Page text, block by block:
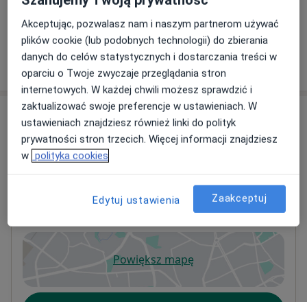
najważniejsze jest dla mnie zadbanie o zdrową relację
z jedzeniem. Najbardziej skuteczna dieta to ta, którą
będziesz w stanie utrzymać.
+ 12 usług
W jaki sposób ustalane są ceny?
Adresy (2)
Adres Online
Maritimus Clinic Lekarze i Dentyści
Gdynia
Powiększ mapęotwiera się w nowej karcie
Akceptując, pozwalasz nam i naszym partnerom używać
plików cookie (lub podobnych technologii) do zbierania
danych do celów statystycznych i dostarczania treści w
oparciu o Twoje zwyczaje przeglądania stron
internetowych. W każdej chwili możesz sprawdzić i
zaktualizować swoje preferencje w ustawieniach. W
ustawieniach znajdziesz również linki do polityk
prywatności stron trzecich. Więcej informacji znajdziesz
w polityka cookies
Edytuj ustawienia Zaakceptuj